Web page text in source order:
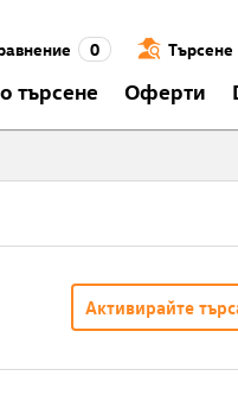
0 Търсене
търсене Оферти
Активирайте